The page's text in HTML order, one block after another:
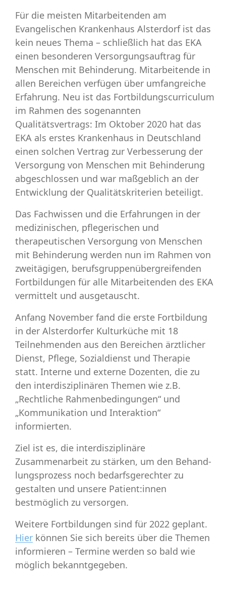
Für die meisten Mitarbeitenden am
Evangelischen Krankenhaus Alsterdorf ist das
kein neues Thema – schließlich hat das EKA
einen besonderen Versorgungsauftrag für
Menschen mit Behinderung. Mitarbeitende in
allen Bereichen verfügen über umfangreiche
Erfahrung. Neu ist das Fortbildungscurriculum
im Rahmen des sogenannten
Qualitätsvertrags: Im Oktober 2020 hat das
EKA als erstes Krankenhaus in Deutschland
einen solchen Vertrag zur Verbesserung der
Versorgung von Menschen mit Behinderung
abgeschlossen und war maßgeblich an der
Entwicklung der Qualitätskrite­rien beteiligt.
Das Fachwissen und die Erfahrungen in der
medizinischen, pflegerischen und
therapeutischen Versorgung von Menschen
mit Behinderung werden nun im Rahmen von
zweitägigen, berufsgruppenübergreifenden
Fortbildungen für alle Mitarbeitenden des EKA
vermittelt und ausgetauscht.
Anfang November fand die erste Fortbildung
in der Alsterdorfer Kulturküche mit 18
Teilnehmenden aus den Bereichen ärztlicher
Dienst, Pflege, Sozialdienst und Therapie
statt. Interne und externe Dozenten, die zu
den interdisziplinären Themen wie z.B.
„Rechtliche Rahmenbedingungen“ und
„Kommunikation und Interaktion“
informierten.
Ziel ist es, die interdisziplinäre
Zusammenarbeit zu stärken, um den Behand­
lungsprozess noch bedarfsgerechter zu
gestalten und unsere Patient:innen
bestmöglich zu versorgen.
Weitere Fortbildungen sind für 2022 geplant.
Hierkönnen Sie sich bereits über die Themen
informieren – Termine werden so bald wie
möglich bekanntgegeben.